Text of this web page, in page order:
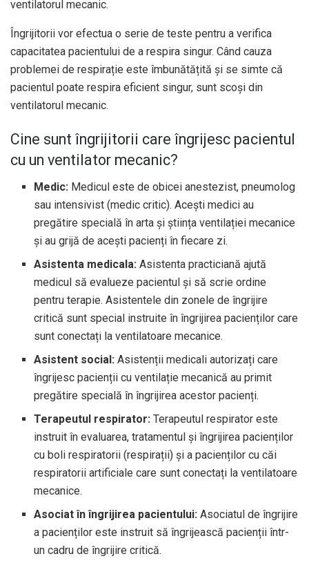
ventilatorul mecanic.
Îngrijitorii vor efectua o serie de teste pentru a verifica
capacitatea pacientului de a respira singur. Când cauza
problemei de respirație este îmbunătățită și se simte că
pacientul poate respira eficient singur, sunt scoși din
ventilatorul mecanic.
Cine sunt îngrijitorii care îngrijesc pacientul
cu un ventilator mecanic?
Medic: Medicul este de obicei anestezist, pneumolog
sau intensivist (medic critic). Acești medici au
pregătire specială în arta și știința ventilației mecanice
și au grijă de acești pacienți în fiecare zi.
Asistenta medicala:Asistenta practiciană ajută
medicul să evalueze pacientul și să scrie ordine
pentru terapie. Asistentele din zonele de îngrijire
critică sunt special instruite în îngrijirea pacienților care
sunt conectați la ventilatoare mecanice.
Asistent social:Asistenții medicali autorizați care
îngrijesc pacienții cu ventilație mecanică au primit
pregătire specială în îngrijirea acestor pacienți.
Terapeutul respirator:Terapeutul respirator este
instruit în evaluarea, tratamentul și îngrijirea pacienților
cu boli respiratorii (respirații) și a pacienților cu căi
respiratorii artificiale care sunt conectați la ventilatoare
mecanice.
Asociat în îngrijirea pacientului:Asociatul de îngrijire
a pacienților este instruit să îngrijească pacienții într-
un cadru de îngrijire critică.